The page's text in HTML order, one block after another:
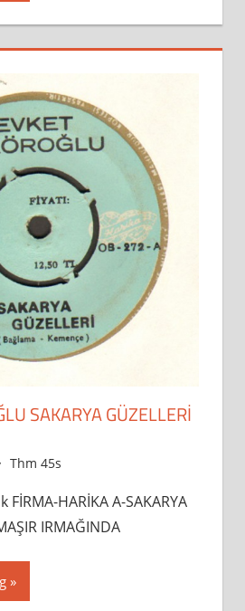
SAKARYA GÜZELLERI
admin
Thm 45s
FİRMA-HARİKA A-SAKARYA
IRMAĞINDA